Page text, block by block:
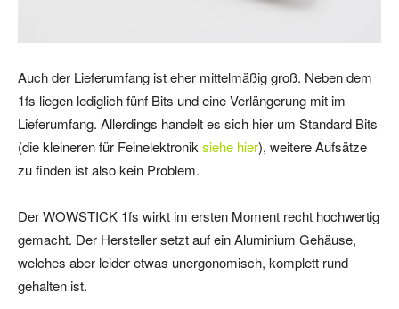
Auch der Lieferumfang ist eher mittelmäßig groß. Neben dem
1fs liegen lediglich fünf Bits und eine Verlängerung mit im
Lieferumfang. Allerdings handelt es sich hier um Standard Bits
(die kleineren für Feinelektronik siehe hier), weitere Aufsätze
zu finden ist also kein Problem.
Der WOWSTICK 1fs wirkt im ersten Moment recht hochwertig
gemacht. Der Hersteller setzt auf ein Aluminium Gehäuse,
welches aber leider etwas unergonomisch, komplett rund
gehalten ist.